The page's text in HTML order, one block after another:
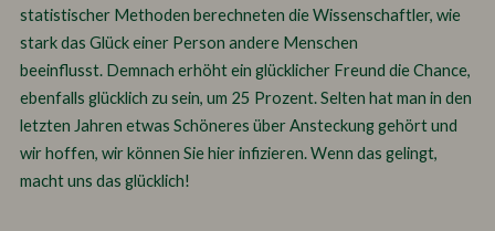
statistischer Methoden berechneten die Wissenschaftler, wie
stark das Glück einer Person andere Menschen
beeinflusst. Demnach erhöht ein glücklicher Freund die Chance,
ebenfalls glücklich zu sein, um 25 Prozent. Selten hat man in den
letzten Jahren etwas Schöneres über Ansteckung gehört und
wir hoffen, wir können Sie hier infizieren. Wenn das gelingt,
macht uns das glücklich!